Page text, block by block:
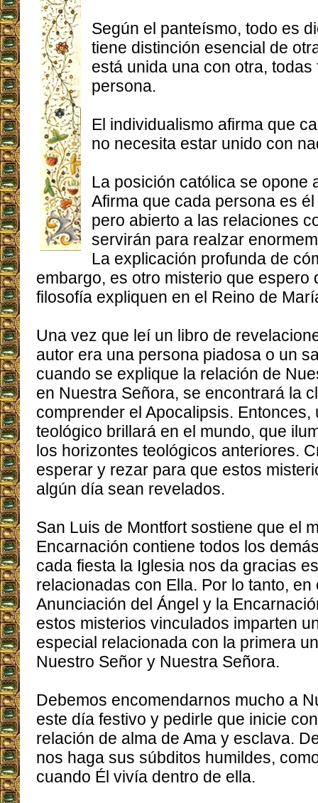
Según el panteísmo, todo es
tiene distinción esencial de
está unida una con otra,
persona.
El individualismo afirma que
no necesita estar unido con
La posición católica se opone
Afirma que cada persona es
pero abierto a las relaciones
servirán para realzar
La explicación profunda de
embargo, es otro misterio que espero
filosofía expliquen en el Reino de
Una vez que leí un libro de
autor era una persona piadosa o un
cuando se explique la relación de
en Nuestra Señora, se encontrará la
comprender el Apocalipsis.
teológico brillará en el mundo, que
los horizontes teológicos anteriores.
esperar y rezar para que estos
algún día sean revelados.
San Luis de Montfort sostiene que el
Encarnación contiene todos los
cada fiesta la Iglesia nos da gracias
relacionadas con Ella. Por lo tanto, en
Anunciación del Ángel y la
estos misterios vinculados imparten
especial relacionada con la primera
Nuestro Señor y Nuestra Señora.
Debemos encomendarnos mucho a
este día festivo y pedirle que inicie
relación de alma de Ama y esclava.
nos haga sus súbditos humildes,
cuando Él vivía dentro de ella.